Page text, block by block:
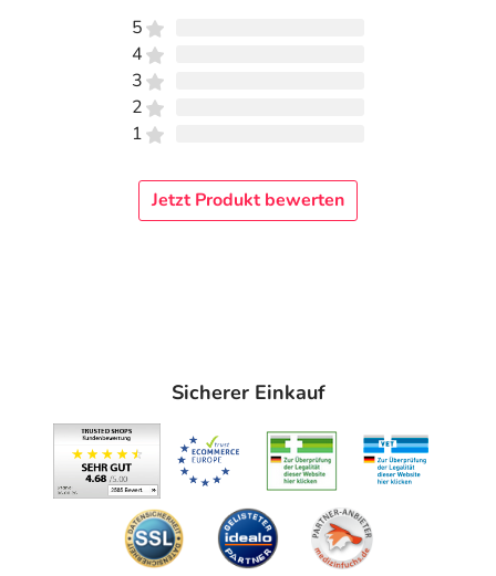
5
4
3
2
1
Jetzt Produkt bewerten
Sicherer Einkauf